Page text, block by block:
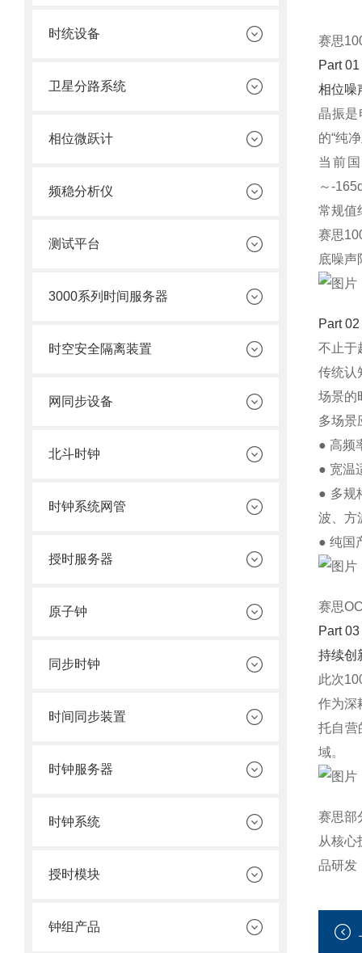
时统设备
卫星分路系统
相位微跃计
频稳分析仪
测试平台
3000系列时间服务器
时空安全隔离装置
网同步设备
北斗时钟
时钟系统网管
授时服务器
原子钟
同步时钟
时间同步装置
时钟服务器
时钟系统
授时模块
钟组产品
赛思
Part 01
相位噪
晶振是
的“纯
当前
～-
常规值
赛思
底噪声
Part 02
不止于
传统认
场景的
多场景
● 高频
● 宽温
● 多规
波、方
● 纯国
赛思
Part 03
持续创
此次
作为深
托自营
域。
赛思部
从核心
品研发